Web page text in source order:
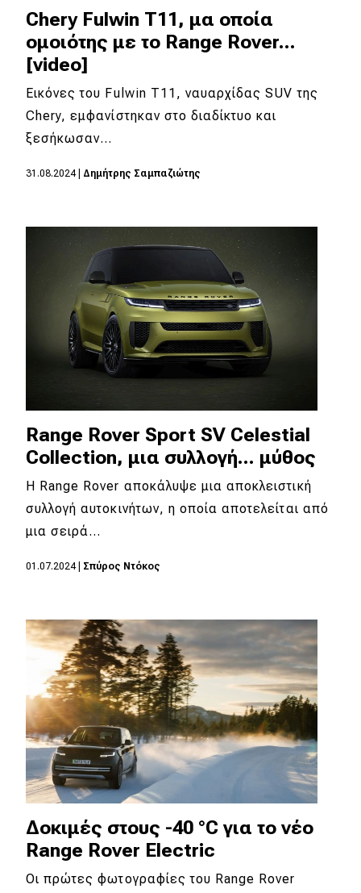
Chery Fulwin T11, μα οποία
ομοιότης με το Range Rover...
[video]
Εικόνες του Fulwin T11, ναυαρχίδας SUV της
Chery, εμφανίστηκαν στο διαδίκτυο και
ξεσήκωσαν…
31.08.2024| Δημήτρης Σαμπαζιώτης
Range Rover Sport SV Celestial
Collection, μια συλλογή... μύθος
Η Range Rover αποκάλυψε μια αποκλειστική
συλλογή αυτοκινήτων, η οποία αποτελείται από
μια σειρά…
01.07.2024| Σπύρος Ντόκος
Δοκιμές στους -40 °C για το νέο
Range Rover Electric
Οι πρώτες φωτογραφίες του Range Rover